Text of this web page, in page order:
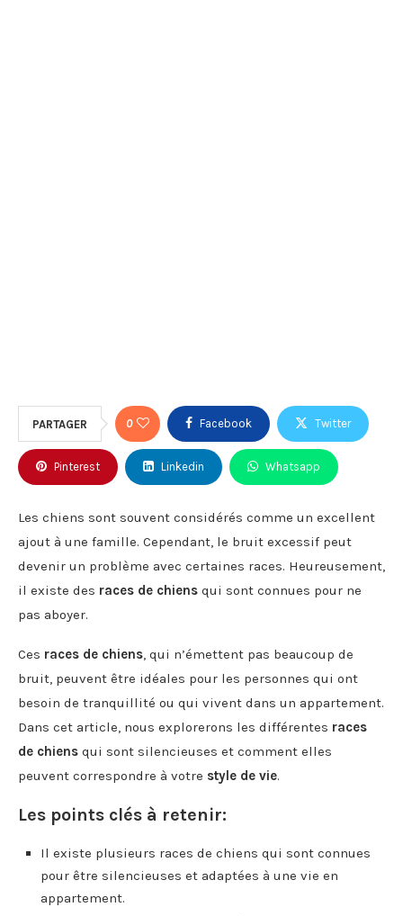
PARTAGER 0 Facebook Twitter
Pinterest Linkedin Whatsapp
Les chiens sont souvent considérés comme un excellent
ajout à une famille. Cependant, le bruit excessif peut
devenir un problème avec certaines races. Heureusement,
il existe des races de chiens qui sont connues pour ne
pas aboyer.
Ces races de chiens, qui n’émettent pas beaucoup de
bruit, peuvent être idéales pour les personnes qui ont
besoin de tranquillité ou qui vivent dans un appartement.
Dans cet article, nous explorerons les différentes races
de chiens qui sont silencieuses et comment elles
peuvent correspondre à votre style de vie.
Les points clés à retenir:
Il existe plusieurs races de chiens qui sont connues
pour être silencieuses et adaptées à une vie en
appartement.